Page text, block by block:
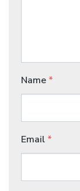
Name *
Email *